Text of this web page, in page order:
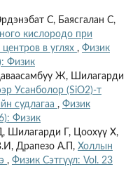
С, Баясгалан С,
кислородо при
в углях , Физик
Физик
Ж, Шилагарди
Усанболор (SiO2)-т
судлагаа , Физик
Физик
Шилагарди Г, Цоохүү Х,
Драпезо А.П, Холлын
, Физик Сэтгүүл: Vol. 23